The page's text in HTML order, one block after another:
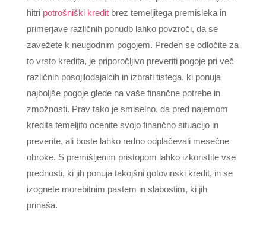
hitri potrošniški kreditbrez temeljitega premisleka in
primerjave različnih ponudb lahko povzroči, da se
zavežete k neugodnim pogojem. Preden se odločite za
to vrsto kredita, je priporočljivo preveriti pogoje pri več
različnih posojilodajalcih in izbrati tistega, ki ponuja
najboljše pogoje glede na vaše finančne potrebe in
zmožnosti. Prav tako je smiselno, da pred najemom
kredita temeljito ocenite svojo finančno situacijo in
preverite, ali boste lahko redno odplačevali mesečne
obroke. S premišljenim pristopom lahko izkoristite vse
prednosti, ki jih ponuja takojšni gotovinski kredit, in se
izognete morebitnim pastem in slabostim, ki jih
prinaša.